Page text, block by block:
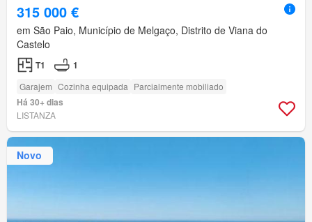
315 000 €
em São Paio, Município de Melgaço, Distrito de Viana do
Castelo
T1 1
Garajem Cozinha equipada Parcialmente mobiliado
Há 30+ dias
LISTANZA
Novo